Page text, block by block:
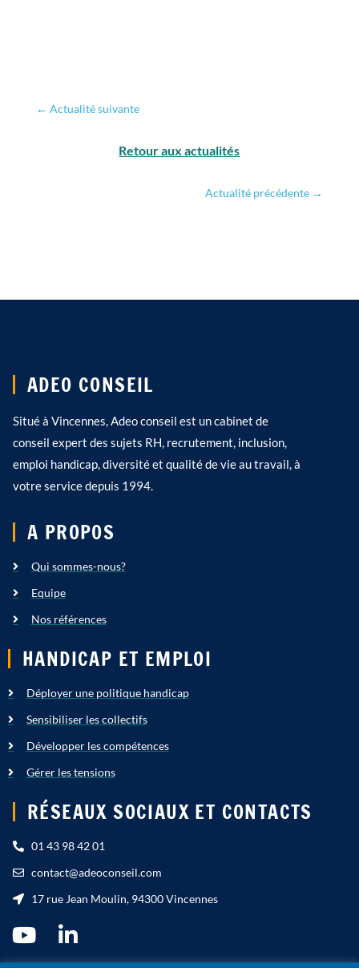
← Actualité suivante
Retour aux actualités
Actualité précédente →
ADEO CONSEIL
Situé à Vincennes, Adeo conseil est un cabinet de
conseil expert des sujets RH, recrutement, inclusion,
emploi handicap, diversité et qualité de vie au travail, à
votre service depuis 1994.
A PROPOS
Qui sommes-nous?
Equipe
Nos références
HANDICAP ET EMPLOI
Déployer une politique handicap
Sensibiliser les collectifs
Développer les compétences
Gérer les tensions
RÉSEAUX SOCIAUX ET CONTACTS
01 43 98 42 01
contact@adeoconseil.com
17 rue Jean Moulin, 94300 Vincennes